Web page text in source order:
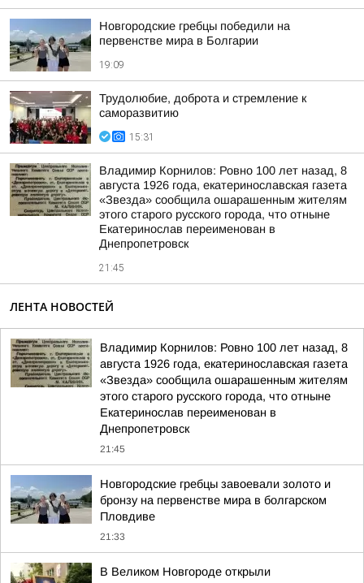
Новгородские гребцы победили на
первенстве мира в Болгарии
19:09
Трудолюбие, доброта и стремление к
саморазвитию
15:31
Владимир Корнилов: Ровно 100 лет назад, 8
августа 1926 года, екатеринославская газета
«Звезда» сообщила ошарашенным жителям
этого старого русского города, что отныне
Екатеринослав переименован в
Днепропетровск
21:45
ЛЕНТА НОВОСТЕЙ
Владимир Корнилов: Ровно 100 лет назад, 8
августа 1926 года, екатеринославская газета
«Звезда» сообщила ошарашенным жителям
этого старого русского города, что отныне
Екатеринослав переименован в
Днепропетровск
21:45
Новгородские гребцы завоевали золото и
бронзу на первенстве мира в болгарском
Пловдиве
21:33
В Великом Новгороде открыли